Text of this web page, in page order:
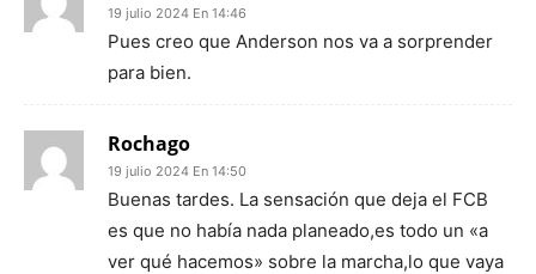
19 julio 2024 En 14:46
Pues creo que Anderson nos va a sorprender
para bien.
Rochago
19 julio 2024 En 14:50
Buenas tardes. La sensación que deja el FCB
es que no había nada planeado,es todo un «a
ver qué hacemos» sobre la marcha,lo que vaya